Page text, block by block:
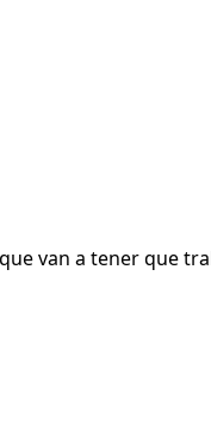
van a tener que